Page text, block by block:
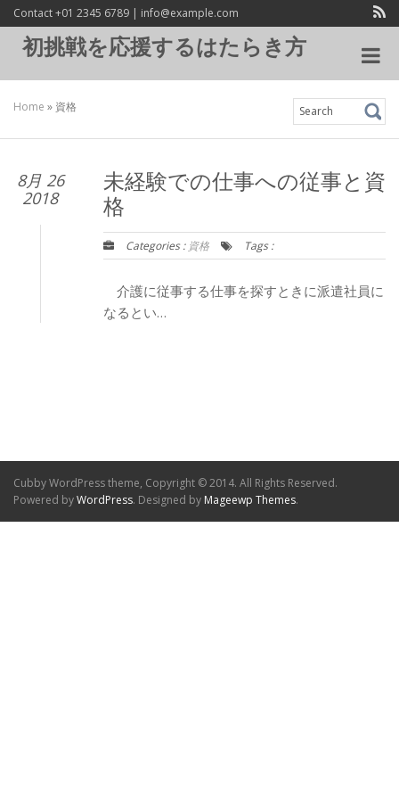
Contact +01 2345 6789 | info@example.com
初挑戦を応援するはたらき方
Toggle
Home » 資格
Search
for:
8月 26
2018
未経験での仕事への従事と資
格
Categories : 資格 Tags :
介護に従事する仕事を探すときに派遣社員に
なるとい…
Cubby WordPress theme, Copyright © 2014. All Rights Reserved.
Powered byWordPress. Designed by Mageewp Themes.